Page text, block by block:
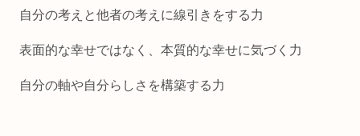
自分の考えと他者の考えに線引きをする力
表面的な幸せではなく、本質的な幸せに気づく力
自分の軸や自分らしさを構築する力